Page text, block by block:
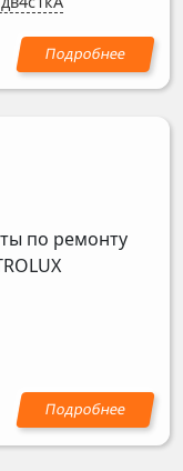
по ремонту